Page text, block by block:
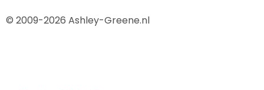
© 2009-2026 Ashley-Greene.nl